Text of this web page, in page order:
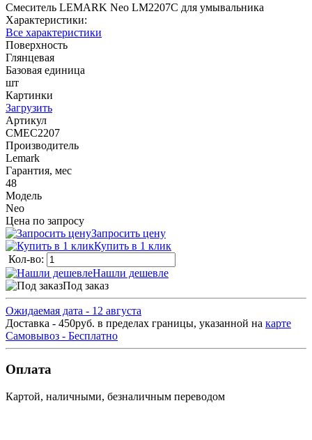
Смеситель LEMARK Neo LM2207C для умывальника
Характеристики:
Все характеристики
Поверхность
Глянцевая
Базовая единица
шт
Картинки
Загрузить
Артикул
СМЕС2207
Производитель
Lemark
Гарантия, мес
48
Модель
Neo
Цена по запросу
Запросить цену
Купить в 1 клик
Кол-во:
Нашли дешевле
Под заказ
Ожидаемая дата - 12 августа
Доставка - 450руб. в пределах границы, указанной на карте
Самовывоз - Бесплатно
Оплата
Картой, наличными, безналичным переводом